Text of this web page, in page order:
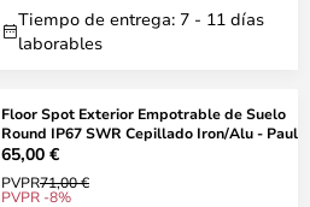
Tiempo de entrega: 7 - 11 días
laborables
Floor Spot Exterior Empotrable de Suelo
Round IP67 SWR Cepillado Iron/Alu - Paul
65,00 €
PVPR71,00 €
PVPR -8%